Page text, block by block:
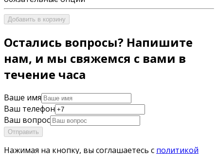
Добавить в корзину
Остались вопросы? Напишите
нам, и мы свяжемся с вами в
течение часа
Ваше имя
Ваш телефон
Ваш вопрос
Отправить
Нажимая на кнопку, вы соглашаетесь с политикой